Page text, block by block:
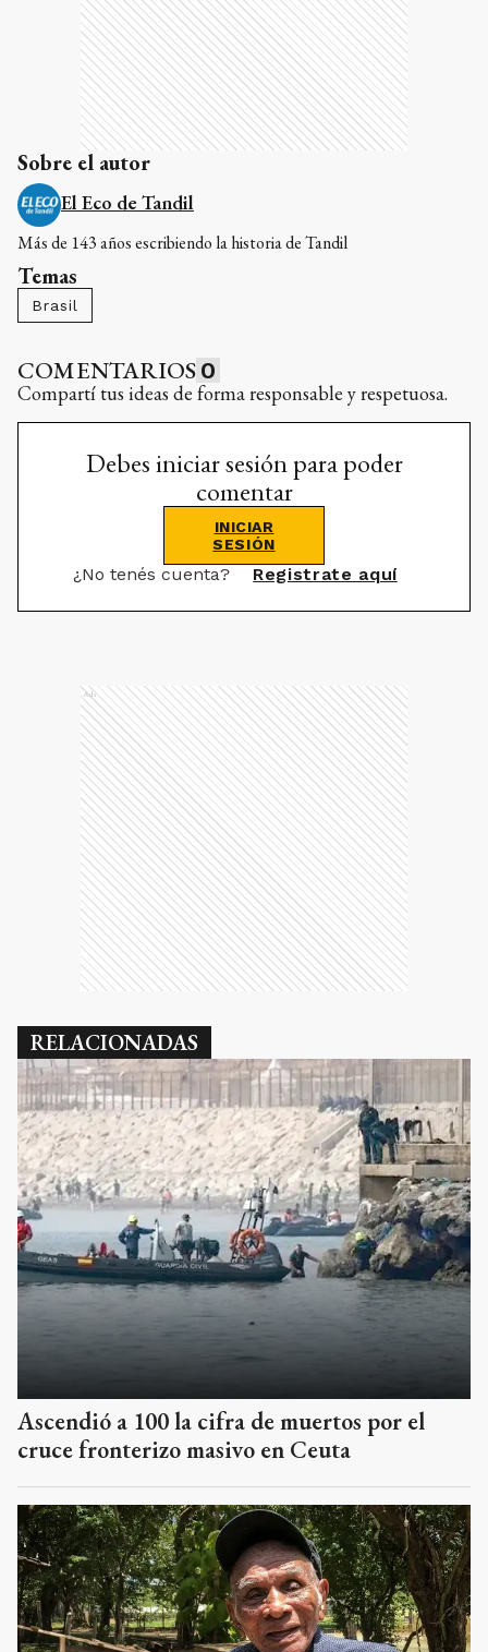
Sobre el autor
El Eco de Tandil
Más de 143 años escribiendo la historia de Tandil
Temas
Brasil
COMENTARIOS 0
Compartí tus ideas de forma responsable y respetuosa.
Debes iniciar sesión para poder
comentar
INICIAR
SESIÓN
¿No tenés cuenta? Registrate aquí
Ads
RELACIONADAS
Ascendió a 100 la cifra de muertos por el
cruce fronterizo masivo en Ceuta